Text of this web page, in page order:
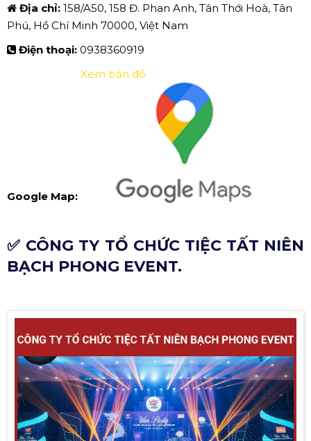
Địa chỉ: 158/A50, 158 Đ. Phan Anh, Tân Thới Hoà, Tân
Phú, Hồ Chí Minh 70000, Việt Nam
Điện thoại: 0938360919
Google Map:
Xem bản đồ
✅ CÔNG TY TỔ CHỨC TIỆC TẤT NIÊN
BẠCH PHONG EVENT.